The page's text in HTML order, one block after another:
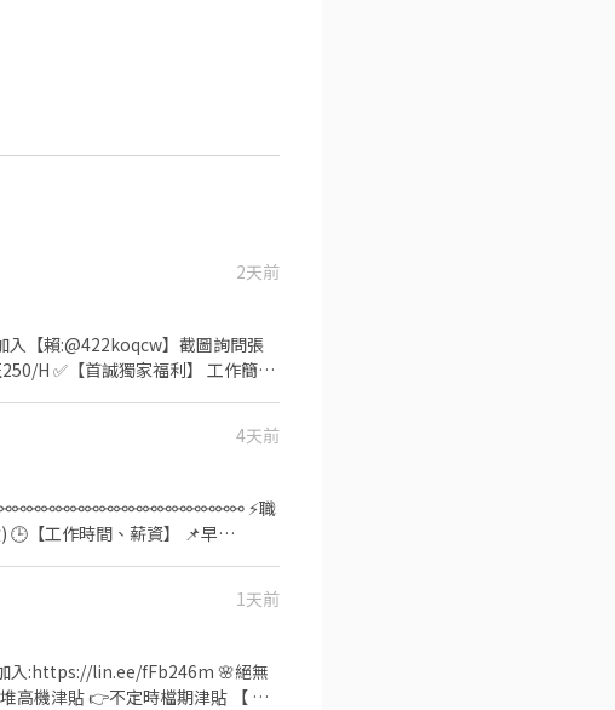
2天前
賴:@422koqcw】截圖詢問張
✅【首誠獨家福利】 工作簡單
驗、免學歷、接受現場機台運
團保、勞退6％ ⭕️[休假]➜ 週休二日
] ▃▃▃⚡日班：08:00 ~ 17:00
可領【$57,000】 ✅加班：休假加
未加班$230/H ➜未加班$40,480 ✴️
最高可領【$74,000】 ▃▃▃⚡大夜
H ➜最高可領
先生，工作馬上來】
4天前
⚡職
lin.ee/TuSzLpe (加入後請傳: 職
1天前
入:https://lin.ee/fFb246m 🌸絕無